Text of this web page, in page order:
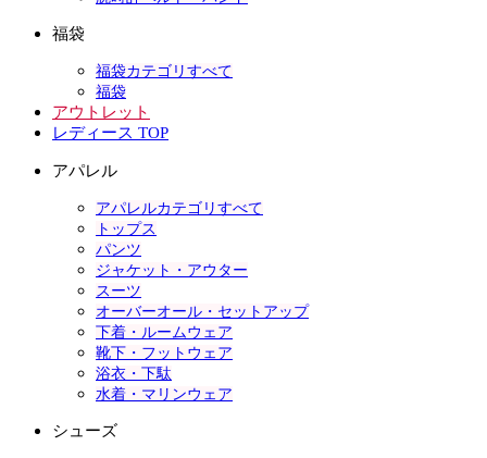
福袋
福袋カテゴリすべて
福袋
アウトレット
レディース TOP
アパレル
アパレルカテゴリすべて
トップス
パンツ
ジャケット・アウター
スーツ
オーバーオール・セットアップ
下着・ルームウェア
靴下・フットウェア
浴衣・下駄
水着・マリンウェア
シューズ